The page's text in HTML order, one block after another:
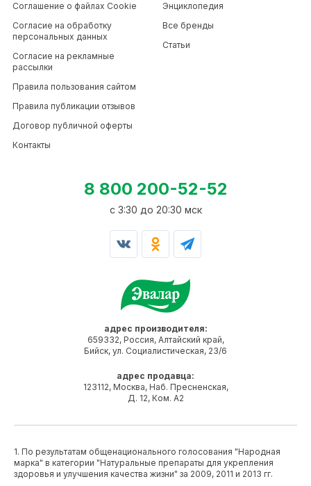
адрес производителя:
659332, Россия, Алтайский край,
Бийск, ул. Социалистическая, 23/6
адрес продавца:
123112, Москва, Наб. Пресненская,
Д. 12, Ком. А2
Соглашение о файлах Cookie
Согласие на обработку
персональных данных
Согласие на рекламные
рассылки
Правила пользования сайтом
Правила публикации отзывов
Договор публичной оферты
Контакты
Энциклопедия
Все бренды
Статьи
8 800 200-52-52
c 3:30 до 20:30 мск
1. По результатам общенационального голосования "Народная
марка" в категории "Натуральные препараты для укрепления
здоровья и улучшения качества жизни" за 2009, 2011 и 2013 гг.